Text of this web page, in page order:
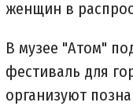
женщин в
В музее "Атом"
фестиваль для
организуют